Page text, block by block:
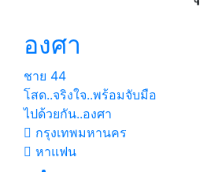
องศา
ชาย 44
โสด..จริงใจ..พร้อมจับมือ
ไปด้วยกัน..องศา
กรุงเทพมหานคร
หาแฟน